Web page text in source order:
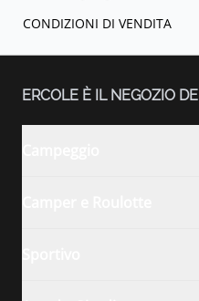
CONDIZIONI DI VENDITA
ERCOLE È IL NEGOZIO